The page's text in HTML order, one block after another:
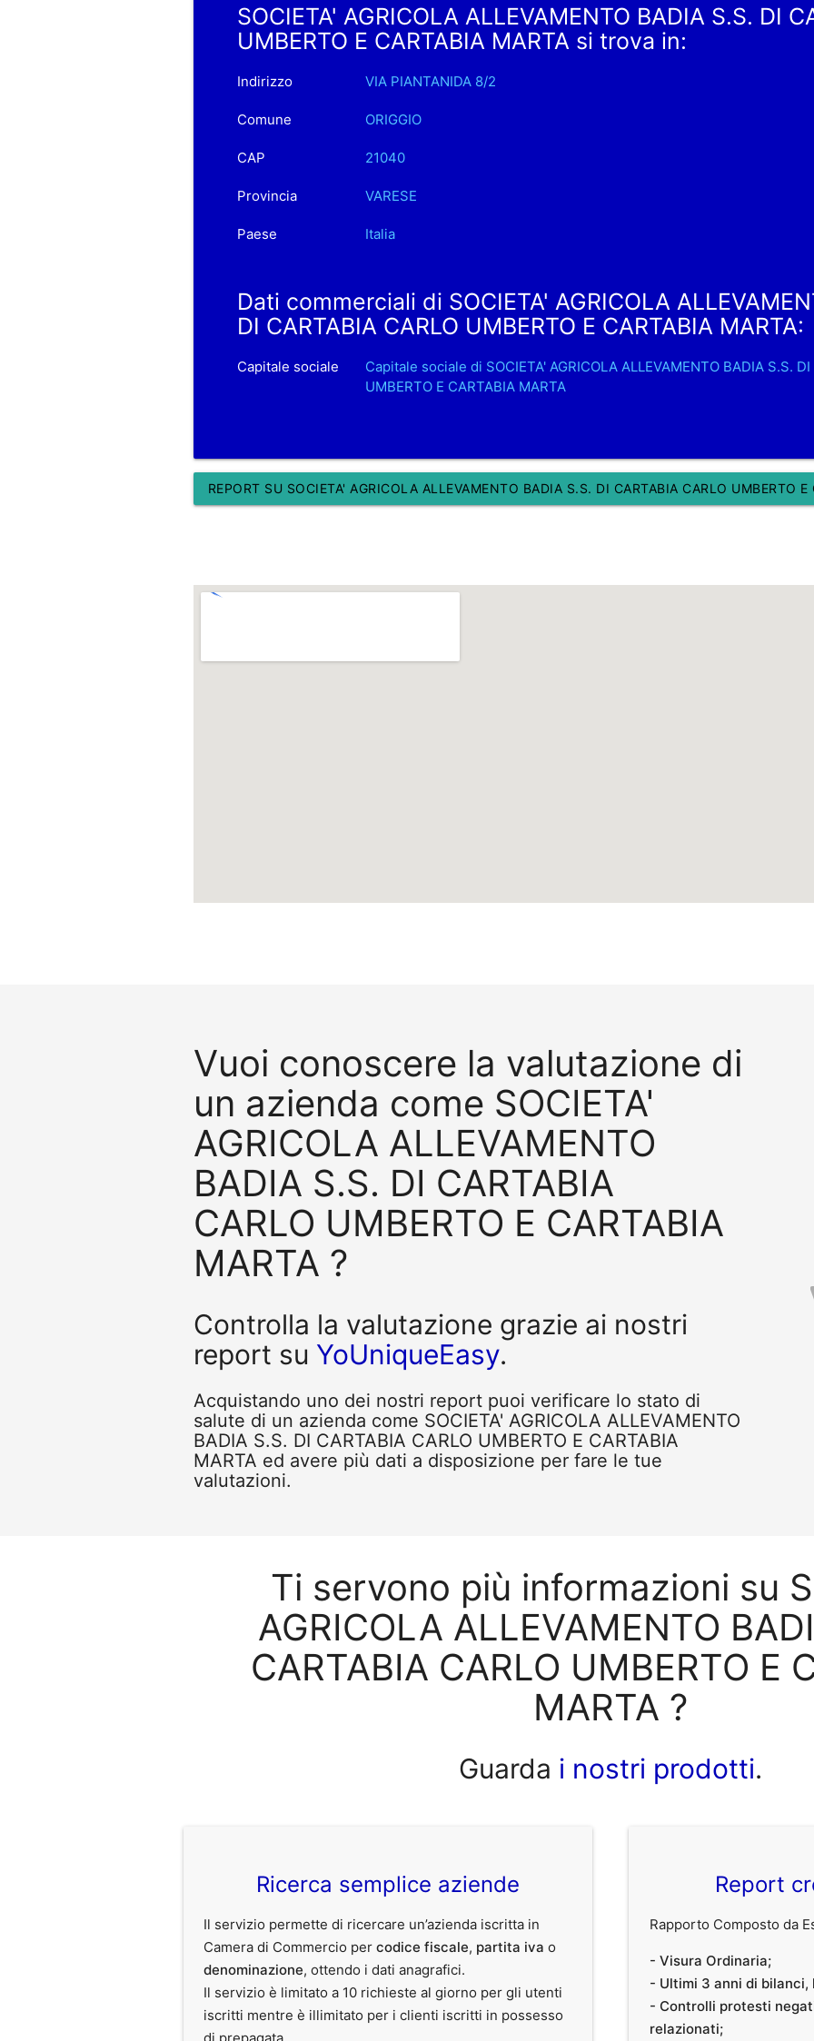
SOCIETA' AGRICOLA ALLEVAMENTO BADIA S.S. DI
UMBERTO E CARTABIA MARTA si trova in:
Indirizzo VIA PIANTANIDA 8/2
Comune ORIGGIO
CAP 21040
Provincia VARESE
Paese Italia
Dati commerciali di SOCIETA' AGRICOLA
DI CARTABIA CARLO UMBERTO E CARTABIA MARTA:
Capitale sociale
Capitale sociale di SOCIETA' AGRICOLA ALLEVAMENTO BADIA S.S.
UMBERTO E CARTABIA MARTA
REPORT SU SOCIETA' AGRICOLA ALLEVAMENTO BADIA S.S. DI CARTABIA CARLO UMBERTO E
Vuoi conoscere la valutazione di
un azienda come SOCIETA'
AGRICOLA ALLEVAMENTO
BADIA S.S. DI CARTABIA
CARLO UMBERTO E CARTABIA
MARTA ?
Controlla la valutazione grazie ai nostri
report su YoUniqueEasy.
Acquistando uno dei nostri report puoi verificare lo stato di
salute di un azienda come SOCIETA' AGRICOLA ALLEVAMENTO
BADIA S.S. DI CARTABIA CARLO UMBERTO E CARTABIA
MARTA ed avere più dati a disposizione per fare le tue
valutazioni.
Ti servono più informazioni su
AGRICOLA ALLEVAMENTO
CARTABIA CARLO UMBERTO E
MARTA ?
Guarda i nostri prodotti.
Ricerca semplice aziende
Il servizio permette di ricercare un’azienda iscritta in
Camera di Commercio percodice fiscale, partita iva o
denominazione, ottendo i dati anagrafici.
Il servizio è limitato a 10 richieste al giorno per gli utenti
iscritti mentre è illimitato per i clienti iscritti in possesso
Report
Rapporto Composto da
- Visura Ordinaria;
- Ultimi 3 anni di bilanci,
- Controlli protesti
relazionati;